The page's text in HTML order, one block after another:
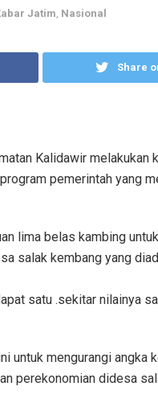
Jatim Nasional
Share
Kalidawir melakukan
pemerintah yang
lima belas kambing
salak kembang yang
satu .sekitar nilainya
untuk mengurangi angka
perekonomian didesa